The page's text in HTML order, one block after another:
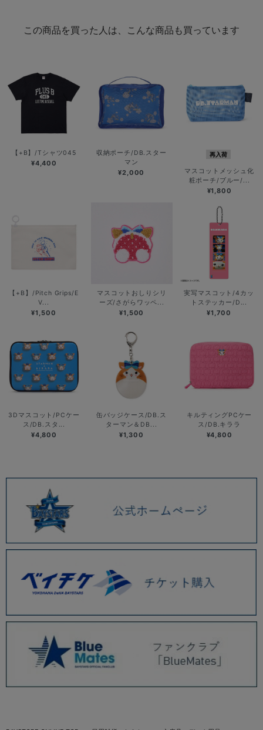
この商品を買った人は、こんな商品も買っています
【+B】/Tシャツ045
¥4,400
収納ポーチ/DB.スター
マン
¥2,000
再入荷
マスコットメッシュ化
粧ポーチ/ブルー/...
¥1,800
【+B】/Pitch Grips/E
V...
¥1,500
マスコットおしりシリ
ーズ/さがらワッペ...
¥1,500
実写マスコット/4カッ
トステッカー/D...
¥1,700
3Dマスコット/PCケー
ス/DB.スタ...
¥4,800
缶バッジケース/DB.ス
ターマン＆DB...
¥1,300
キルティングPCケー
ス/DB.キララ
¥4,800